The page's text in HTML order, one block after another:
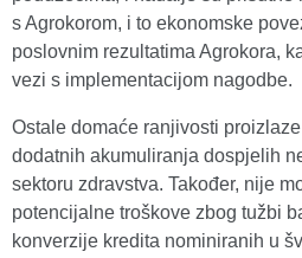
s Agrokorom, i to ekonomske
poslovnim rezultatima Agrokora,
vezi s implementacijom nagodbe.
Ostale domaće ranjivosti
dodatnih akumuliranja dospjelih
sektoru zdravstva. Također, nije
potencijalne troškove zbog tužbi
konverzije kredita nominiranih u